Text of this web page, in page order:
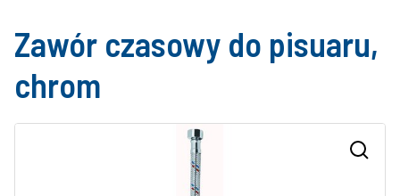
Zawór czasowy do pisuaru,
chrom